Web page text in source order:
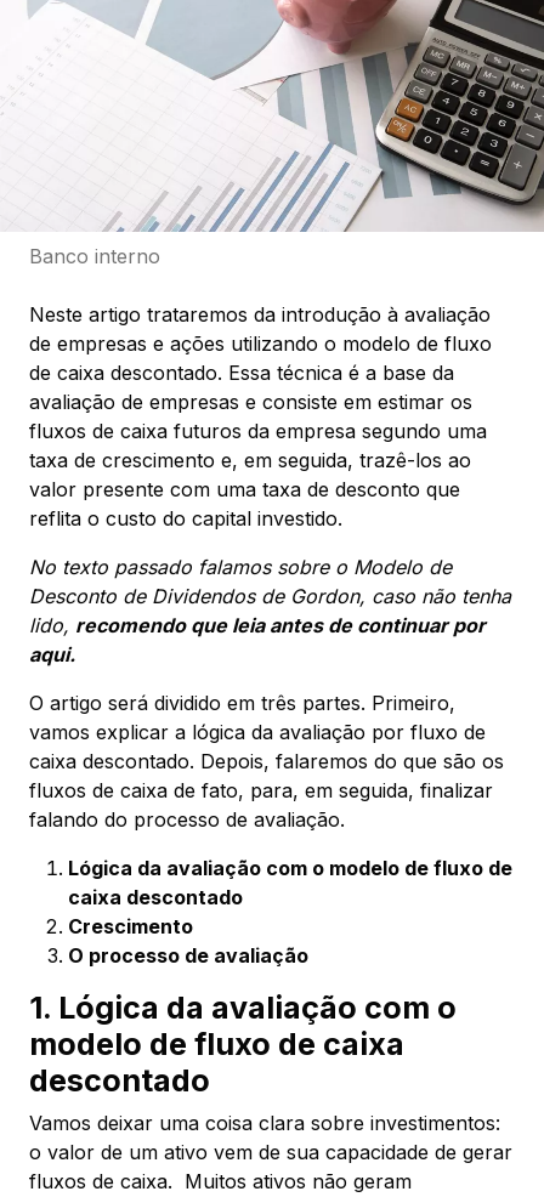
Banco interno
Neste artigo trataremos da introdução à avaliação
de empresas e ações utilizando o modelo de fluxo
de caixa descontado. Essa técnica é a base da
avaliação de empresas e consiste em estimar os
fluxos de caixa futuros da empresa segundo uma
taxa de crescimento e, em seguida, trazê-los ao
valor presente com uma taxa de desconto que
reflita o custo do capital investido.
No texto passado falamos sobre o Modelo de
Desconto de Dividendos de Gordon, caso não tenha
lido, recomendo que leia antes de continuar por
aqui.
O artigo será dividido em três partes. Primeiro,
vamos explicar a lógica da avaliação por fluxo de
caixa descontado. Depois, falaremos do que são os
fluxos de caixa de fato, para, em seguida, finalizar
falando do processo de avaliação.
Lógica da avaliação com o modelo de fluxo de
caixa descontado
Crescimento
O processo de avaliação
1. Lógica da avaliação com o
modelo de fluxo de caixa
descontado
Vamos deixar uma coisa clara sobre investimentos:
o valor de um ativo vem de sua capacidade de gerar
fluxos de caixa. Muitos ativos não geram